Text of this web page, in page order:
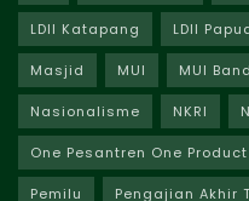
LDII Katapang LDII
Masjid MUI MUI
Nasionalisme NKRI
One Pesantren One Product
Pemilu Pengajian Akhir